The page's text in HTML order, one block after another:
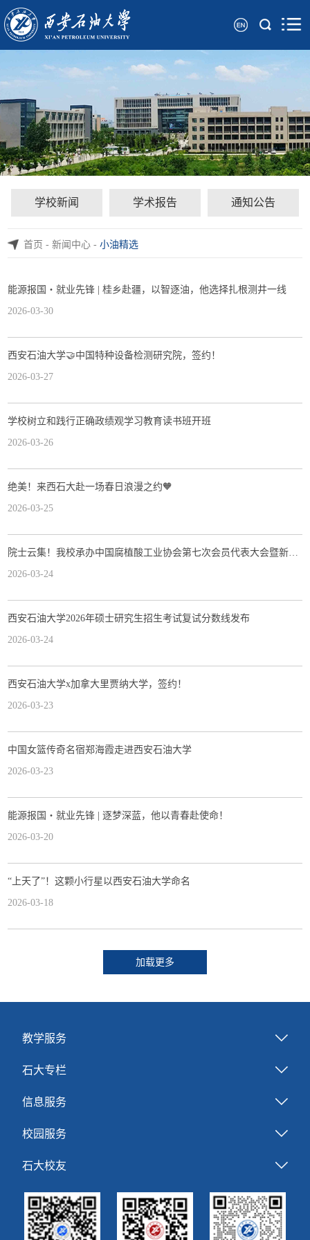
学校新闻 学术报告 通知公告
首页-新闻中心-小油精选
能源报国・就业先锋 | 桂乡赴疆，以智逐油，他选择扎根测井一线
2026-03-30
西安石油大学🤝中国特种设备检测研究院，签约！
2026-03-27
学校树立和践行正确政绩观学习教育读书班开班
2026-03-26
绝美！来西石大赴一场春日浪漫之约🧡
2026-03-25
院士云集！我校承办中国腐植酸工业协会第七次会员代表大会暨新质腐植酸服务新土肥院士大讲堂
2026-03-24
西安石油大学2026年硕士研究生招生考试复试分数线发布
2026-03-24
西安石油大学x加拿大里贾纳大学，签约！
2026-03-23
中国女篮传奇名宿郑海霞走进西安石油大学
2026-03-23
能源报国・就业先锋 | 逐梦深蓝，他以青春赴使命！
2026-03-20
“上天了”！这颗小行星以西安石油大学命名
2026-03-18
加载更多
教学服务
石大专栏
信息服务
校园服务
石大校友